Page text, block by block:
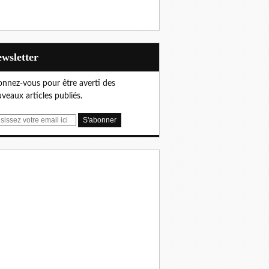
vous pour être averti des
articles publiés.